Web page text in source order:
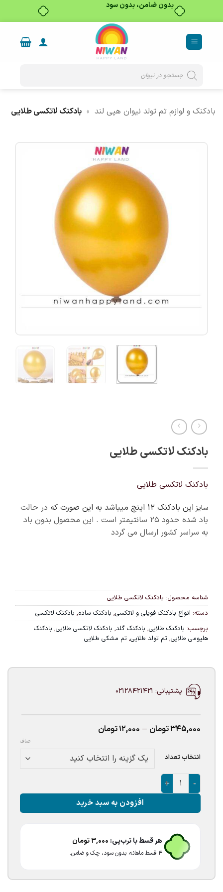
بدون ضامن، بدون سود
content
search
بادکنک و لوازم تم تولد نیوان هپی لند » بادکنک لاتکسی طلایی
بادکنک لاتکسی طلایی
بادکنک لاتکسی طلایی
سایز این بادکنک 12 اینچ میباشد به این صورت که
در حالت
باد شده حدود ۲۵ سانتیمتر است . این محصول بدون باد
به سراسر کشور ارسال می گردد
شناسه محصول: بادکنک لاتکسی طلایی
دسته: انواع بادکنک فویلی و لاتکسی, بادکنک ساده, بادکنک لاتکسی
برچسب: بادکنک طلایی, بادکنک گلد, بادکنک لاتکسی طلایی, بادکنک
هلیومی طلایی, تم تولد طلایی, تم مشکی طلایی
پشتیبانی: 02128421421
345,000تومان –
12,000تومان
through
345,000تومان انتخاب تعداد
صاف
بادکنک لاتکسی طلایی عدد
افزودن به سبد خرید
هر قسط با ترب‌پی: 3,000تومان
۴ قسط ماهانه. بدون سود، چک و ضامن.